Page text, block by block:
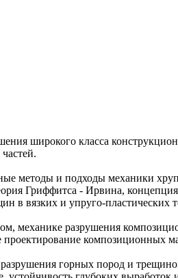
широкого класса
методы и подходы механики
Гриффитса - Ирвина, концепция
в вязких и упруго-пластических
механике разрушения
композиционных
разрушения горных пород и